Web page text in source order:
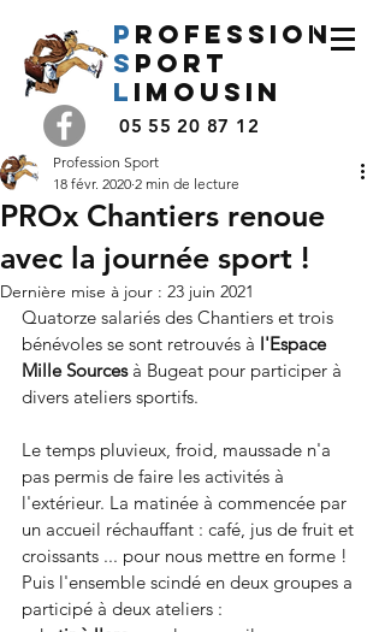
P rofession
s port
l imousin
05 55 20 87 12
PROx Chantiers renoue
avec la journée sport !
Profession Sport
18 févr. 2020 2 min de lecture
Dernière mise à jour : 23 juin 2021
Quatorze salariés des Chantiers et trois
bénévoles se sont retrouvés à l'Espace
Mille Sources à Bugeat pour participer à
divers ateliers sportifs.
Le temps pluvieux, froid, maussade n'a
pas permis de faire les activités à
l'extérieur. La matinée à commencée par
un accueil réchauffant : café, jus de fruit et
croissants ... pour nous mettre en forme !
Puis l'ensemble scindé en deux groupes a
participé à deux ateliers :